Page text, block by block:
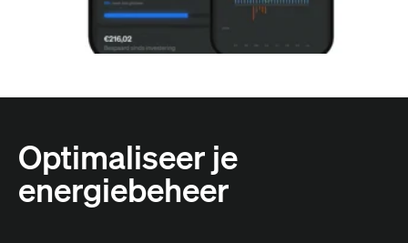
Optimaliseer je
energiebeheer